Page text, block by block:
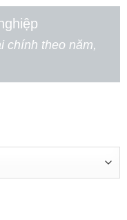
chính theo năm,